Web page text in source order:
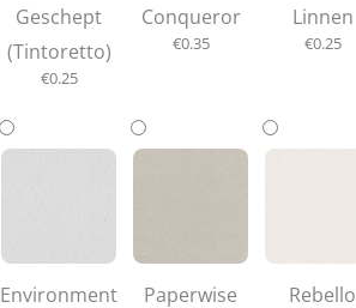
Geschept
(Tintoretto)
€0.25
Conqueror
€0.35
Linnen
€0.25
Environment Paperwise Rebello